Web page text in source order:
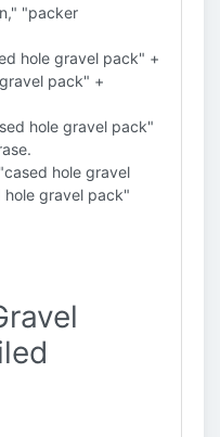
"packer
hole gravel pack" +
pack" +
hole gravel pack"
"cased hole gravel
gravel pack"